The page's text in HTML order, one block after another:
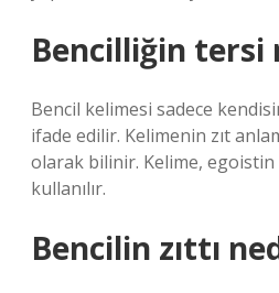
Bencilliğin tersi
Bencil kelimesi sadece
ifade edilir. Kelimenin zıt
olarak bilinir. Kelime, egoistin
kullanılır.
Bencilin zıttı